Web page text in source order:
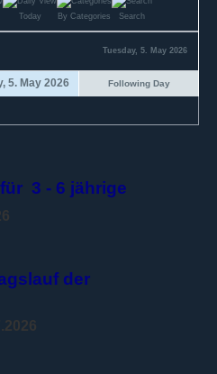
Today By Categories Search
Tuesday, 5. May 2026
5. May 2026 Following Day
3 - 6 jährige
der